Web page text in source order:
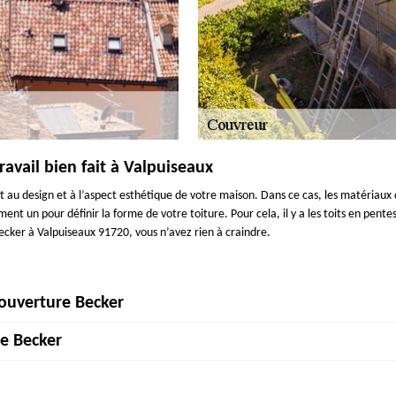
bien fait à Valpuiseaux
design et à l’aspect esthétique de votre maison. Dans ce cas, les
un pour définir la forme de votre toiture. Pour cela, il y a les toits en
à Valpuiseaux 91720, vous n’avez rien à craindre.
Becker
ses environs ? Couverture Becker est votre associé de confiance. Avec
Becker
des intempéries. Néanmoins, les années fréquentées, les tuiles se